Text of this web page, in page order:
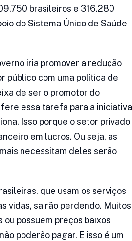
brasileiros e 316.280
do Sistema Único de Saúde
iria promover a redução
público com uma política de
de ser o promotor do
essa tarefa para a iniciativa
Isso porque o setor privado
em lucros. Ou seja, as
necessitam deles serão
que usam os serviços
vidas, sairão perdendo. Muitos
possuem preços baixos
poderão pagar. E isso é um